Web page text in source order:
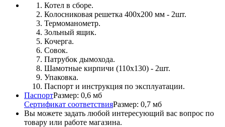
Котел в сборе.
Колосниковая решетка 400х200 мм - 2шт.
Термоманометр.
Зольный ящик.
Кочерга.
Совок.
Патрубок дымохода.
Шамотные кирпичи (110х130) - 2шт.
Упаковка.
Паспорт и инструкция по эксплуатации.
ПаспортРазмер: 0,6 мб
Сертификат соответствияРазмер: 0,7 мб
Вы можете задать любой интересующий вас вопрос по
товару или работе магазина.